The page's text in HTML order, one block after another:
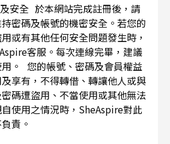
安全 於本網站完成註冊後，請
密碼及帳號的機密安全。若您的
或有其他任何安全問題發生時，
客服。每次連線完畢，建議
。 您的帳號、密碼及會員權益
享有，不得轉借、轉讓他人或與
碼遭盜用、不當使用或其他無法
使用之情況時，SheAspire對此
責。